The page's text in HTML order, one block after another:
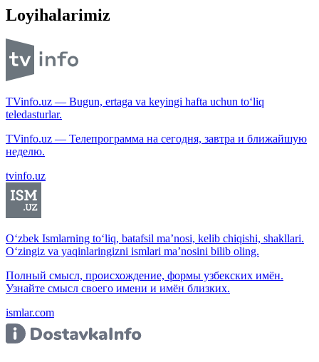
Loyihalarimiz
TVinfo.uz — Bugun, ertaga va keyingi hafta uchun to‘liq
teledasturlar.
TVinfo.uz — Телепрограмма на сегодня, завтра и ближайшую
неделю.
tvinfo.uz
O‘zbek Ismlarning to‘liq, batafsil ma’nosi, kelib chiqishi, shakllari.
O‘zingiz va yaqinlaringizni ismlari ma’nosini bilib oling.
Полный смысл, происхождение, формы узбекских имён.
Узнайте смысл своего имени и имён близких.
ismlar.com